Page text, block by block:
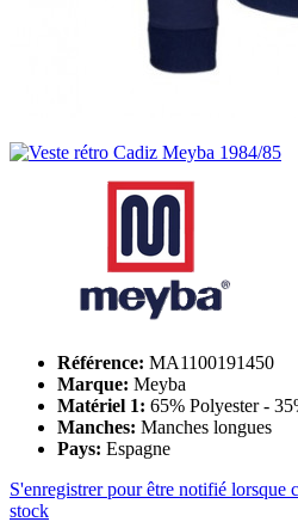
Référence: MA1100191450
Marque: Meyba
Matériel 1: 65% Polyester -
Manches: Manches longues
Pays: Espagne
S'enregistrer pour être notifié lorsque
stock